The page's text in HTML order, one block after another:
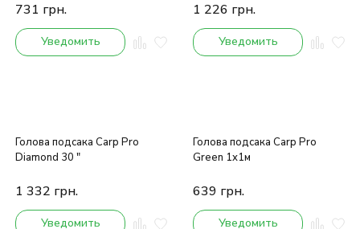
731 грн.
Уведомить
1 226 грн.
Уведомить
Голова подсакa Carp Pro
Diamond 30 "
1 332 грн.
Уведомить
Голова подсакa Carp Pro
Green 1x1м
639 грн.
Уведомить